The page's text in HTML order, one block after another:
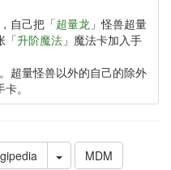
自己把「超量龙 」怪兽超量
「升阶魔法」魔法卡加入手
超量怪兽以外的自己的除外
。
MDM